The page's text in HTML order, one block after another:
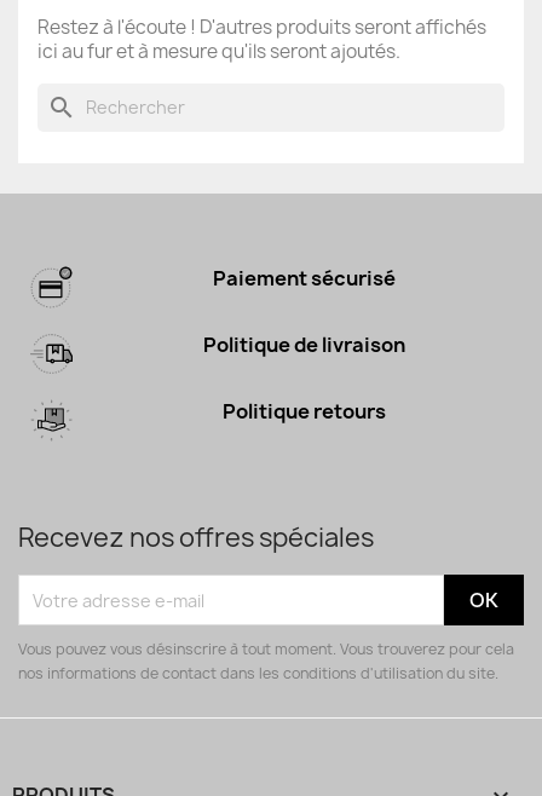
Restez à l'écoute ! D'autres produits seront affichés
ici au fur et à mesure qu'ils seront ajoutés.
search
Paiement sécurisé
Politique de livraison
Politique retours
Recevez nos offres spéciales
Vous pouvez vous désinscrire à tout moment. Vous trouverez pour cela
nos informations de contact dans les conditions d'utilisation du site.